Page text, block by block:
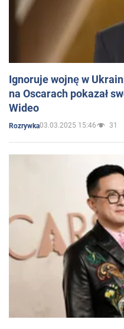
Ignoruje wojnę w
na Oscarach pokazał
Wideo
Rozrywka03.03.2025 15:46 31